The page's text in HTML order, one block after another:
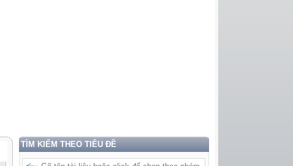
TÌM KIẾM THEO TIÊU ĐỀ